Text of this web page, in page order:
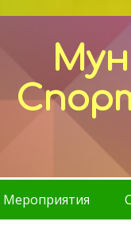
Мероприятия